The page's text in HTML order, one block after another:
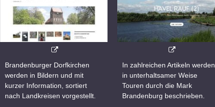
Brandenburger Dorfkirchen
werden in Bildern und mit
kurzer Information, sortiert
nach Landkreisen vorgestellt.
In zahlreichen Artikeln werden
in unterhaltsamer Weise
Touren durch die Mark
Brandenburg beschrieben.